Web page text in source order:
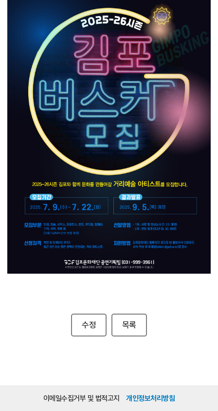
수정 목록
이메일수집거부 및 법적고지 개인정보처리방침